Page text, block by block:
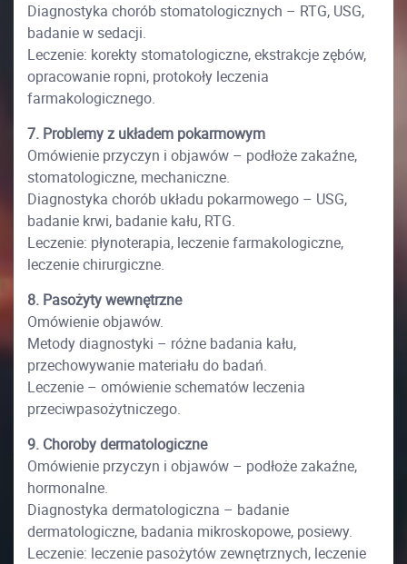
Diagnostyka chorób stomatologicznych – RTG, USG,
badanie w sedacji.
Leczenie: korekty stomatologiczne, ekstrakcje zębów,
opracowanie ropni, protokoły leczenia
farmakologicznego.
7. Problemy z układem pokarmowym
Omówienie przyczyn i objawów – podłoże zakaźne,
stomatologiczne, mechaniczne.
Diagnostyka chorób układu pokarmowego – USG,
badanie krwi, badanie kału, RTG.
Leczenie: płynoterapia, leczenie farmakologiczne,
leczenie chirurgiczne.
8. Pasożyty wewnętrzne
Omówienie objawów.
Metody diagnostyki – różne badania kału,
przechowywanie materiału do badań.
Leczenie – omówienie schematów leczenia
przeciwpasożytniczego.
9. Choroby dermatologiczne
Omówienie przyczyn i objawów – podłoże zakaźne,
hormonalne.
Diagnostyka dermatologiczna – badanie
dermatologiczne, badania mikroskopowe, posiewy.
Leczenie: leczenie pasożytów zewnętrznych, leczenie